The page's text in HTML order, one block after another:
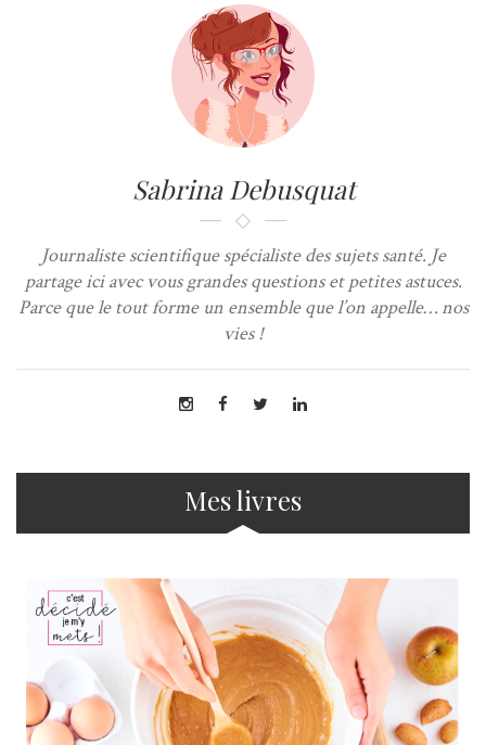
Sabrina Debusquat
Journaliste scientifique spécialiste des sujets santé. Je
partage ici avec vous grandes questions et petites astuces.
Parce que le tout forme un ensemble que l’on appelle… nos
vies !
Mes livres